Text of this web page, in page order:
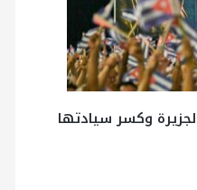
وكسر سيادتها